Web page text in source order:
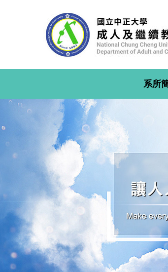
區
系所